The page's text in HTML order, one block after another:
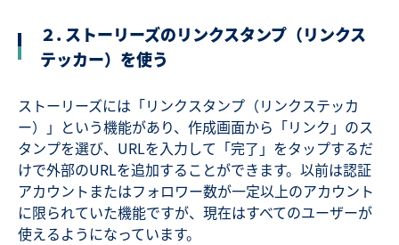
２. ストーリーズのリンクスタンプ（リンクス
テッカー）を使う
ストーリーズには「リンクスタンプ（リンクステッカ
ー）」という機能があり、作成画面から「リンク」のス
タンプを選び、URLを入力して「完了」をタップするだ
けで外部のURLを追加することができます。以前は認証
アカウントまたはフォロワー数が一定以上のアカウント
に限られていた機能ですが、現在はすべてのユーザーが
使えるようになっています。